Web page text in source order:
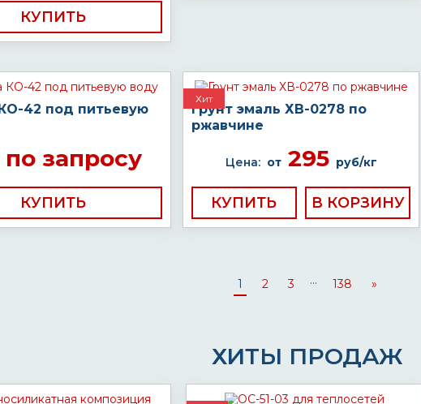
КУПИТЬ
42 под питьевую
запросу
КУПИТЬ
Хит
Грунт эмаль ХВ-0278 по
ржавчине
Цена: от295 руб/кг
КУПИТЬ
1 2 3 ... 138 »
ХИТЫ ПРОДАЖ